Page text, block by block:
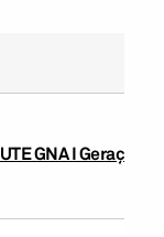
GNA I Geração